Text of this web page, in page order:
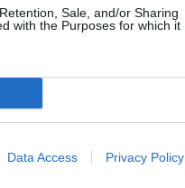
Sale, and/or Sharing
with the Purposes for which it
Data Access Privacy Policy